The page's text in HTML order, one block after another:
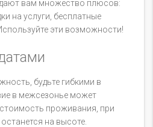
вам множество плюсов:
на услуги, бесплатные
эти возможности!
будьте гибкими в
в межсезонье может
проживания, при
на высоте.